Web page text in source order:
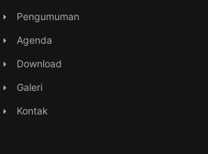
Pengumuman
Agenda
Download
Galeri
Kontak